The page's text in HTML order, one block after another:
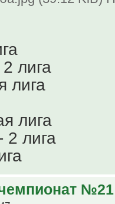
лига
лига
лига
2 лига
№21